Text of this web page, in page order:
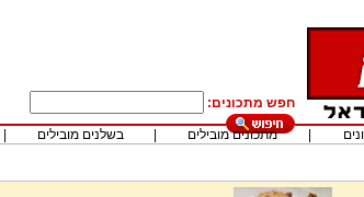
חפש מתכונים:
מתכונים מובילים בשלנים מובילים